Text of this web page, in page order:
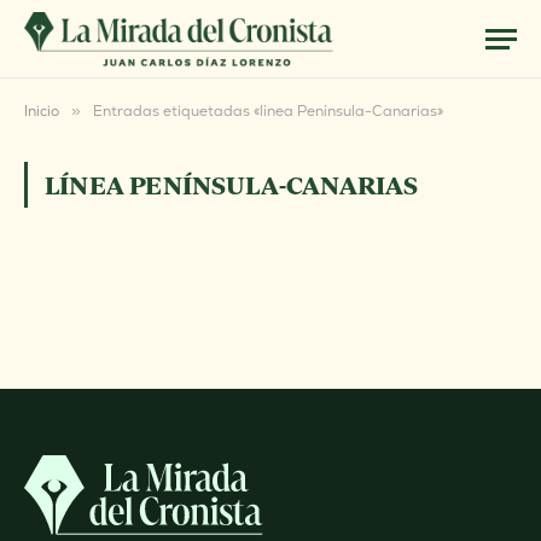
Inicio » Entradas etiquetadas «línea Península-Canarias»
LÍNEA PENÍNSULA-CANARIAS